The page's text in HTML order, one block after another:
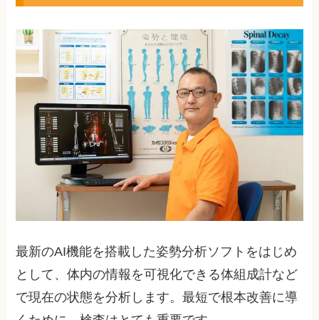
最新のAI機能を搭載した姿勢分析ソフトをはじめ
として、体内の情報を可視化できる体組成計など
で現在の状態を分析します。最短で根本改善に導